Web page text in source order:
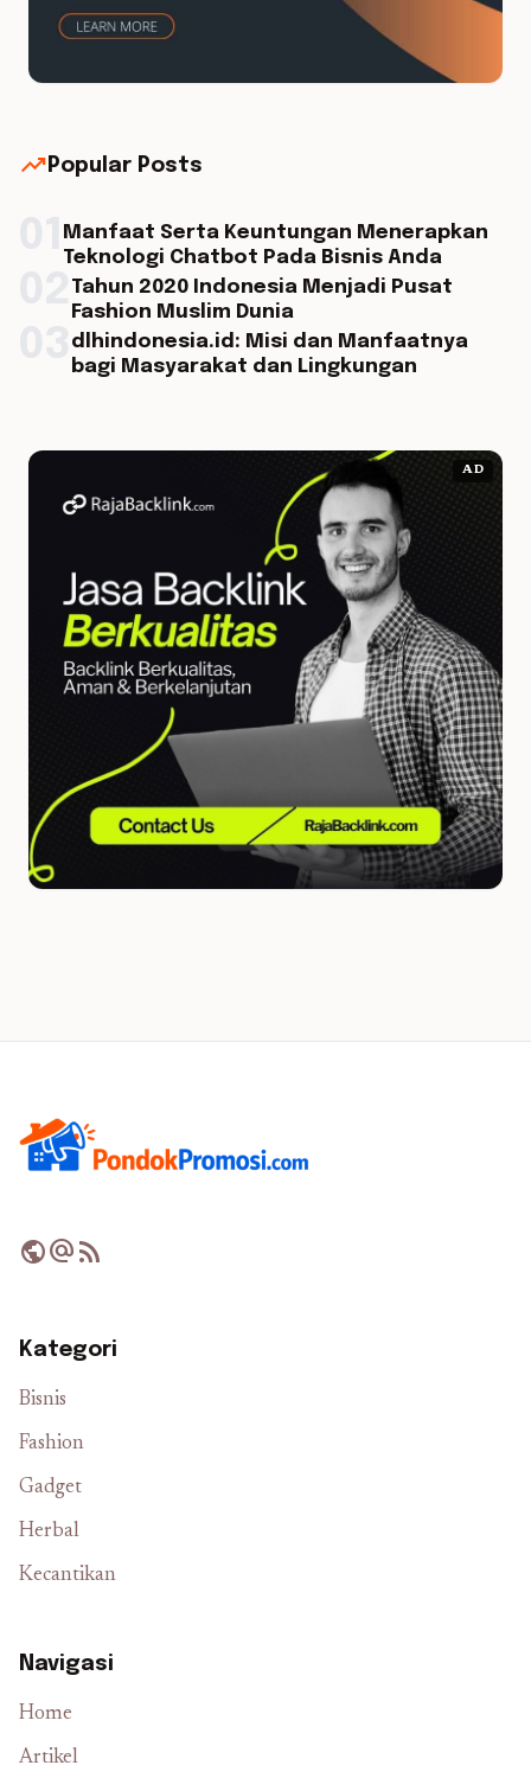
trending_up Popular Posts
Manfaat Serta Keuntungan Menerapkan
Teknologi Chatbot Pada Bisnis Anda
Tahun 2020 Indonesia Menjadi Pusat
Fashion Muslim Dunia
dlhindonesia.id: Misi dan Manfaatnya
bagi Masyarakat dan Lingkungan
AD
publicalternate_emailrss_feed
Kategori
Bisnis
Fashion
Gadget
Herbal
Kecantikan
Navigasi
Home
Artikel